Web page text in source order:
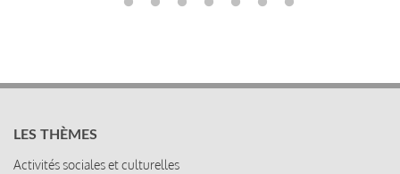
LES THÈMES
Activités sociales et culturelles